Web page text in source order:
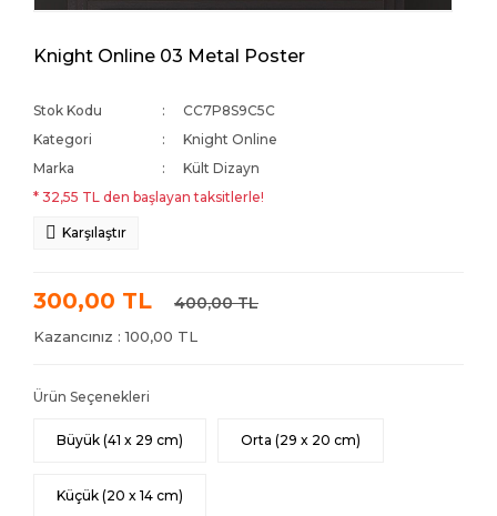
Knight Online 03 Metal Poster
Stok Kodu
CC7P8S9C5C
Kategori
Knight Online
Marka
Kült Dizayn
* 32,55 TL den başlayan taksitlerle!
Karşılaştır
300,00 TL 400,00 TL
Kazancınız : 100,00 TL
Ürün Seçenekleri
Büyük (41 x 29 cm) Orta (29 x 20 cm)
Küçük (20 x 14 cm)